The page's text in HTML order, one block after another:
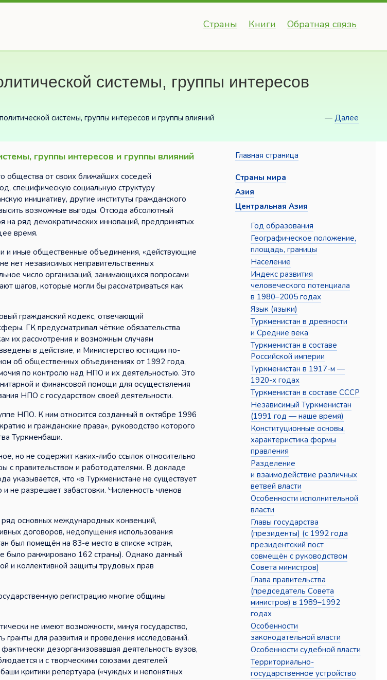
Страны Книги Обратная связь
системы, группы интересов
системы, группы интересов и группы влияний — Далее
группы интересов и группы влияний
общества от своих ближайших соседей
специфическую социальную структуру
инициативу, другие институты гражданского
возможные выгоды. Отсюда абсолютный
на ряд демократических инноваций, предпринятых
время.
и иные общественные объединения, «действующие
нет независимых неправительственных
число организаций, занимающихся вопросами
шагов, которые могли бы рассматриваться как
гражданский кодекс, отвечающий
ГК предусматривал чёткие обязательства
их рассмотрения и возможным случаям
в действие, и Министерство юстиции по-
об общественных объединениях от 1992 года,
по контролю над НПО и их деятельностью. Это
и финансовой помощи для осуществления
НПО с государством своей деятельности.
НПО. К ним относится созданный в октябре 1996
и гражданские права», руководство которого
Туркменбаши.
но не содержит каких-либо ссылок относительно
с правительством и работодателями. В докладе
указывается, что «в Туркменистане не существует
не разрешает забастовки. Численность членов
основных международных конвенций,
договоров, недопущения использования
был помещён на 83-е место в списке «стран,
было ранжировано 162 страны). Однако данный
и коллективной защиты трудовых прав
регистрацию многие общины
не имеют возможности, минуя государство,
гранты для развития и проведения исследований.
дезорганизовавшая деятельность вузов,
и с творческими союзами деятелей
критики репертуара («чуждых и непонятных
Главная страница
Страны мира
Азия
Центральная Азия
Год образования
Географическое положение,
площадь, границы
Население
Индекс развития
человеческого потенциала
в 1980–2005 годах
Язык (языки)
Туркменистан в древности
и Средние века
Туркменистан в составе
Российской империи
Туркменистан в 1917-м —
1920-х годах
Туркменистан в составе СССР
Независимый Туркменистан
(1991 год — наше время)
Конституционные основы,
характеристика формы
правления
Разделение
и взаимодействие различных
ветвей власти
Особенности исполнительной
власти
Главы государства
(президенты) (с 1992 года
президентский пост
совмещён с руководством
Совета министров)
Глава правительства
(председатель Совета
министров) в 1989–1992
годах
Особенности
законодательной власти
Особенности судебной власти
Территориально-
государственное устройство